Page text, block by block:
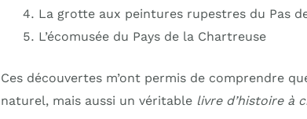
La grotte aux peintures rupestres du Pas
L’écomusée du Pays de la Chartreuse
Ces découvertes m’ont permis de comprendre
naturel, mais aussi un véritable livre d’histoire à